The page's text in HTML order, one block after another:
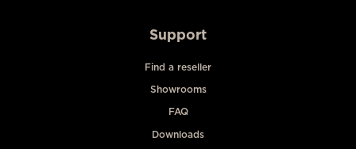
Support
Find a reseller
Showrooms
FAQ
Downloads